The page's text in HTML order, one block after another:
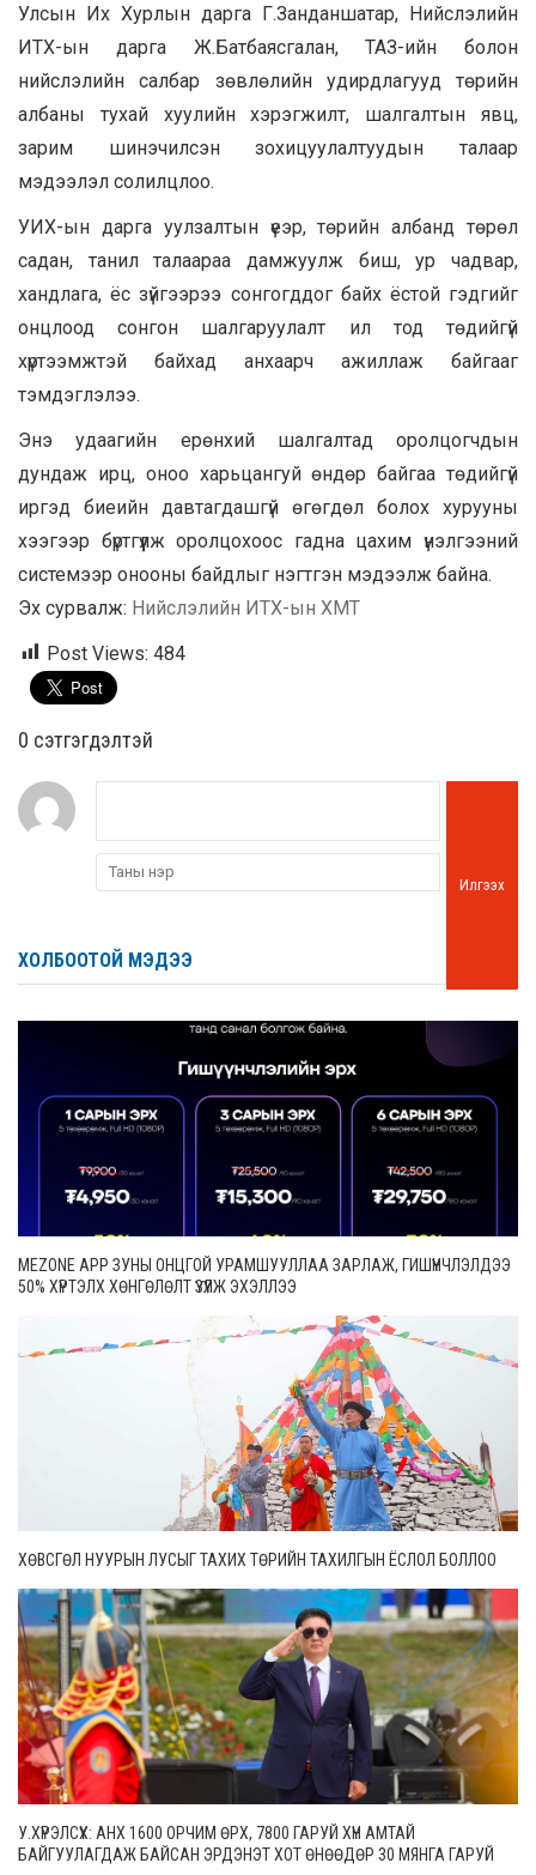
Улсын Их Хурлын дарга Г.Занданшатар, Нийслэлийн
ИТХ-ын дарга Ж.Батбаясгалан, ТАЗ-ийн болон
нийслэлийн салбар зөвлөлийн удирдлагууд төрийн
албаны тухай хуулийн хэрэгжилт, шалгалтын явц,
зарим шинэчилсэн зохицуулалтуудын талаар
мэдээлэл солилцлоо.
УИХ-ын дарга уулзалтын үеэр, төрийн албанд төрөл
садан, танил талаараа дамжуулж биш, ур чадвар,
хандлага, ёс зүйгээрээ сонгогддог байх ёстой гэдгийг
онцлоод сонгон шалгаруулалт ил тод төдийгүй
хүртээмжтэй байхад анхаарч ажиллаж байгааг
тэмдэглэлээ.
Энэ удаагийн ерөнхий шалгалтад оролцогчдын
дундаж ирц, оноо харьцангуй өндөр байгаа төдийгүй
иргэд биеийн давтагдашгүй өгөгдөл болох хурууны
хээгээр бүртгүүлж оролцохоос гадна цахим үнэлгээний
системээр онооны байдлыг нэгтгэн мэдээлж байна.
Эх сурвалж: Нийслэлийн ИТХ-ын ХМТ
Post Views: 484
0 cэтгэгдэлтэй
Илгээх
ХОЛБООТОЙ МЭДЭЭ
MEZONE APP ЗУНЫ ОНЦГОЙ УРАМШУУЛЛАА ЗАРЛАЖ, ГИШҮҮНЧЛЭЛДЭЭ
50% ХҮРТЭЛХ ХӨНГӨЛӨЛТ ҮЗҮҮЛЖ ЭХЭЛЛЭЭ
ХӨВСГӨЛ НУУРЫН ЛУСЫГ ТАХИХ ТӨРИЙН ТАХИЛГЫН ЁСЛОЛ БОЛЛОО
У.ХҮРЭЛСҮХ: АНХ 1600 ОРЧИМ ӨРХ, 7800 ГАРУЙ ХҮН АМТАЙ
БАЙГУУЛАГДАЖ БАЙСАН ЭРДЭНЭТ ХОТ ӨНӨӨДӨР 30 МЯНГА ГАРУЙ